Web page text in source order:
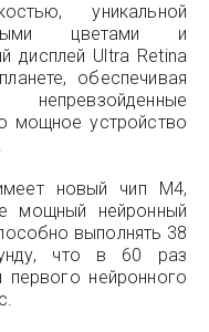
уникальной
цветами и
дисплей Ultra Retina
обеспечивая
мощное устройство
новый чип M4,
мощный нейронный
выполнять 38
что в 60 раз
нейронного